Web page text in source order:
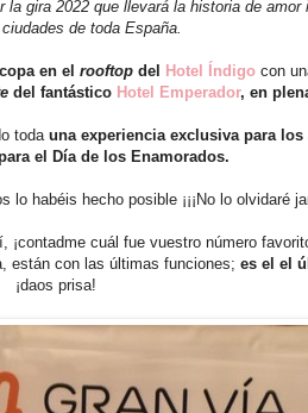
gira 2022 que llevará la historia de
de toda España.
en el rooftop del Hotel Índigo con
del fantástico Hotel Emperador, en
toda una experiencia exclusiva para los
el Día de los Enamorados.
lo habéis hecho posible ¡¡¡No lo olvidaré
¡contadme cuál fue vuestro número
están con las últimas funciones; es el el
¡daos prisa!